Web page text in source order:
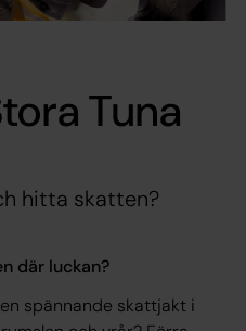
Tuna
hitta skatten?
där luckan?
spännande skattjakt i